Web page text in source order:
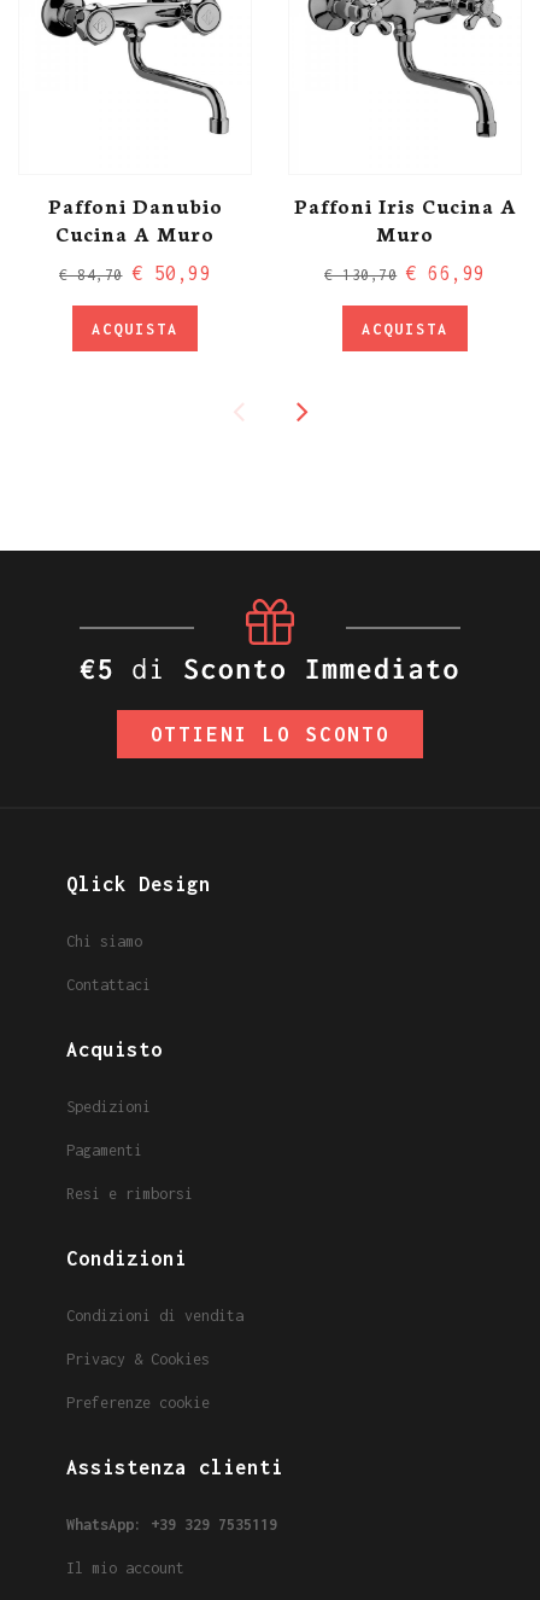
Paffoni Danubio
Cucina A Muro
€ 84,70 € 50,99
ACQUISTA
Paffoni Iris Cucina A
Muro
€ 130,70 € 66,99
ACQUISTA
OTTIENI LO SCONTO
Qlick Design
Chi siamo
Contattaci
Acquisto
Spedizioni
Pagamenti
Resi e rimborsi
Condizioni
Condizioni di vendita
Privacy & Cookies
Preferenze cookie
Assistenza clienti
WhatsApp: +39 329 7535119
Il mio account